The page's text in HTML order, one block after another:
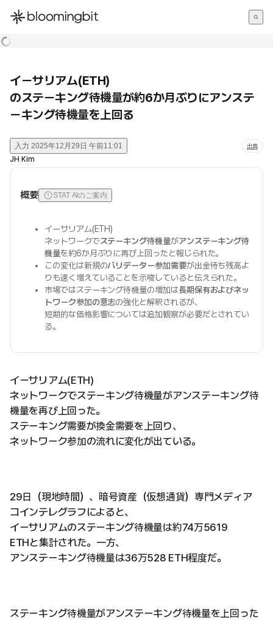
한국어
イーサリアム(ETH)
のステーキング待機量が約6か月ぶりにアンステ
ーキング待機量を上回る
入力 2025年12月29日 午前11:01 出典
JH Kim
概要 STAT AIのご案内
イーサリアム(ETH)
ネットワークでステーキング待機量がアンステーキング待
機量を約6か月ぶりに再び上回ったと報じられた。
この変化は新規のバリデーター参加需要が出金待ち残高よ
りも速く増えていることを示唆していると伝えられた。
市場ではステーキング待機量の増加は長期保有およびネッ
トワーク参加の意志の強化と解釈されるが、
短期的な価格影響については追加観察が必要だとされてい
る。
イーサリアム(ETH)
ネットワークでステーキング待機量がアンステーキング待
機量を再び上回った。
ステーキング需要が換金需要を上回り、
ネットワーク参加の流れに変化が出ている。
29日（現地時間）、暗号資産（仮想通貨）専門メディア
コインテレグラフによると、
イーサリアムのステーキング待機量は約74万5619
ETHと集計された。一方、
アンステーキング待機量は36万528 ETH程度だ。
ステーキング待機量がアンステーキング待機量を上回った